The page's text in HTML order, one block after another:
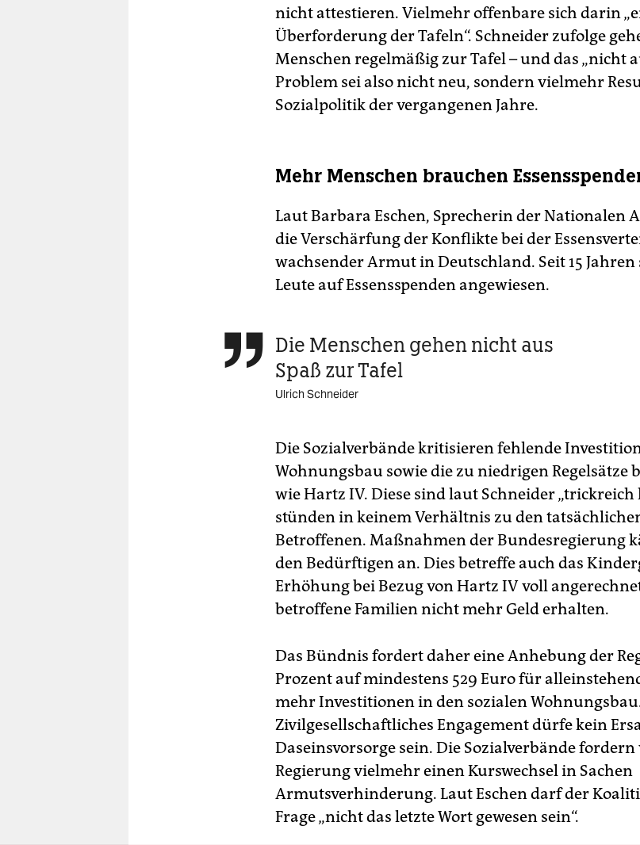
nicht attestieren. Vielmehr offenbare sich darin
Überforderung der Tafeln“. Schneider zufolge
Menschen regelmäßig zur Tafel – und das „nicht
Problem sei also nicht neu, sondern vielmehr
Sozialpolitik der vergangenen Jahre.
Mehr Menschen brauchen
Laut Barbara Eschen, Sprecherin der Nationalen
die Verschärfung der Konflikte bei der
wachsender Armut in Deutschland. Seit 15
Leute auf Essensspenden angewiesen.
 Die Menschen gehen nicht aus
Spaß zur Tafel
Ulrich Schneider
Die Sozialverbände kritisieren fehlende
Wohnungsbau sowie die zu niedrigen Regelsätze
wie Hartz IV. Diese sind laut Schneider
stünden in keinem Verhältnis zu den
Betroffenen. Maßnahmen der Bundesregierung
den Bedürftigen an. Dies betreffe auch das
Erhöhung bei Bezug von Hartz IV voll
betroffene Familien nicht mehr Geld erhalten.
Das Bündnis fordert daher eine Anhebung der
Prozent auf mindestens 529 Euro für
mehr Investitionen in den sozialen
Zivilgesellschaftliches Engagement dürfe kein
Daseinsvorsorge sein. Die Sozialverbände
Regierung vielmehr einen Kurswechsel in Sachen
Armutsverhinderung. Laut Eschen darf der
Frage „nicht das letzte Wort gewesen sein“.